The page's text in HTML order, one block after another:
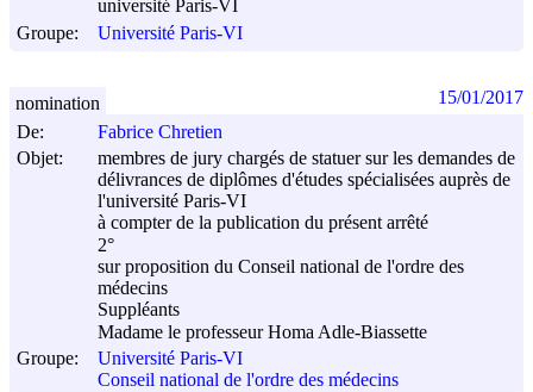
université Paris-VI
Groupe:
Université Paris-VI
De:
Fabrice Chretien
Objet:
membres de jury chargés de statuer sur les demandes de
délivrances de diplômes d'études spécialisées auprès de
l'université Paris-VI
à compter de la publication du présent arrêté
2°
sur proposition du Conseil national de l'ordre des
médecins
Suppléants
Madame le professeur Homa Adle-Biassette
Groupe:
Université Paris-VI
Conseil national de l'ordre des médecins
nomination 15/01/2017